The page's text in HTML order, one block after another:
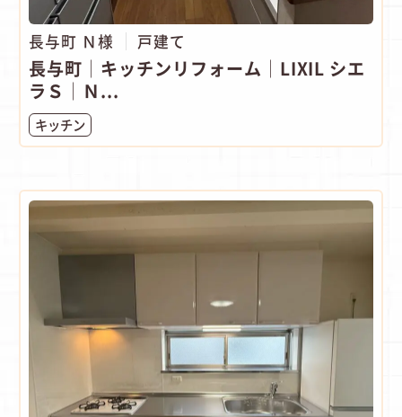
長与町 Ｎ様 戸建て
長与町│キッチンリフォーム│LIXIL シエ
ラＳ│Ｎ...
キッチン